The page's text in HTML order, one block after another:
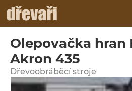
Olepovačka hran
Akron 435
Dřevoobráběcí stroje